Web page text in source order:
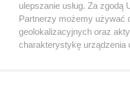
X Facebook
ulepszanie usług. Za
Partnerzy możemy używać
geolokalizacyjnych oraz
charakterystykę urządzenia